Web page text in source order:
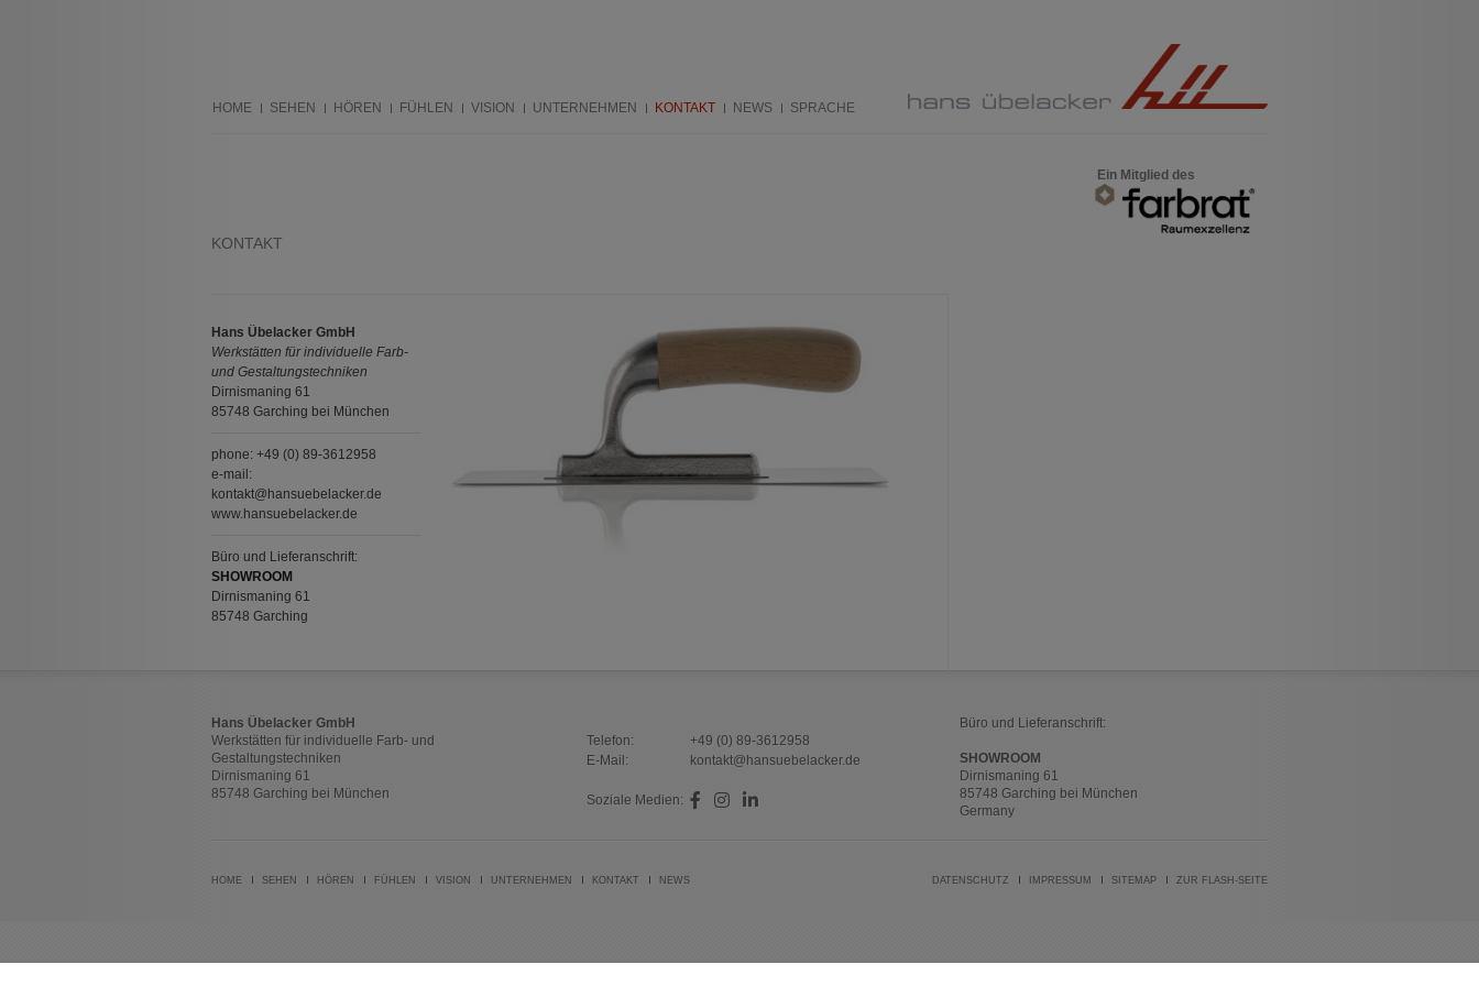
HOME SEHEN HÖREN FÜHLEN VISION UNTERNEHMEN KONTAKT NEWS SPRACHE
Ein Mitglied des
KONTAKT
Hans Übelacker GmbH
Werkstätten für individuelle Farb-
und Gestaltungstechniken
Dirnismaning 61
85748 Garching bei München
phone: +49 (0) 89-3612958
e-mail:
kontakt@hansuebelacker.de
www.hansuebelacker.de
Büro und Lieferanschrift:
SHOWROOM
Dirnismaning 61
85748 Garching
Hans Übelacker GmbH
Werkstätten für individuelle Farb- und
Gestaltungstechniken
Dirnismaning 61
85748 Garching bei München
Telefon:
+49 (0) 89-3612958
E-Mail:
kontakt@hansuebelacker.de
Soziale Medien:
Büro und Lieferanschrift:
SHOWROOM
Dirnismaning 61
85748 Garching bei München
Germany
HOME SEHEN HÖREN FÜHLEN VISION UNTERNEHMEN KONTAKT NEWS DATENSCHUTZ IMPRESSUM SITEMAP ZUR FLASH-SEITE